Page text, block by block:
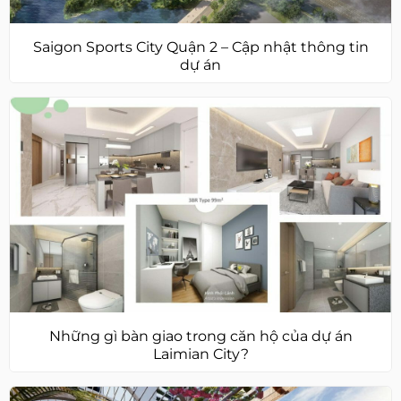
Saigon Sports City Quận 2 – Cập nhật thông tin
dự án
Những gì bàn giao trong căn hộ của dự án
Laimian City?